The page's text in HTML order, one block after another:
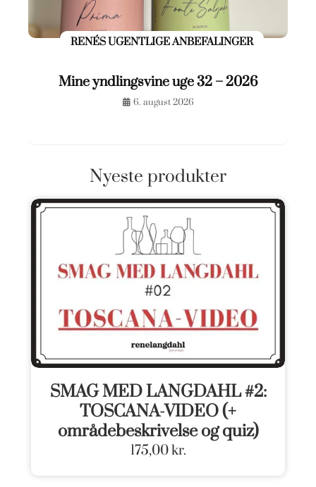
RENÉS UGENTLIGE ANBEFALINGER
Mine yndlingsvine uge 32 – 2026
6. august 2026
Nyeste produkter
SMAG MED LANGDAHL #2:
TOSCANA-VIDEO (+
områdebeskrivelse og quiz)
175,00kr.